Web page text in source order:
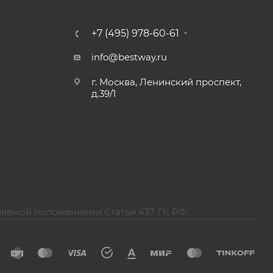
+7 (495) 978-60-61
info@bestway.ru
г. Москва, Ленинский проспект,
д.39/1
положениями Статьи 437 ГК РФ.